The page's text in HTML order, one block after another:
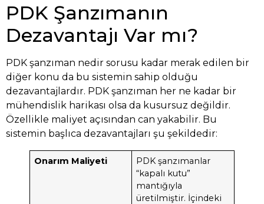
PDK Şanzımanın
Dezavantajı Var mı?
PDK şanzıman nedir sorusu kadar merak edilen bir
diğer konu da bu sistemin sahip olduğu
dezavantajlardır. PDK şanzıman her ne kadar bir
mühendislik harikası olsa da kusursuz değildir.
Özellikle maliyet açısından can yakabilir. Bu
sistemin başlıca dezavantajları şu şekildedir:
Onarım Maliyeti
PDK şanzımanlar
“kapalı kutu”
mantığıyla
üretilmiştir. İçindeki